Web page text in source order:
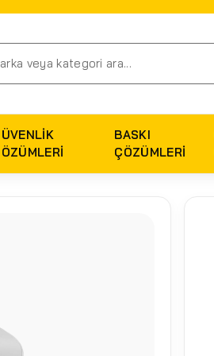
BASKI
ÇÖZÜMLERI